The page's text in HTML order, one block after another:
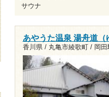
サウナ
あやうた温泉 湯舟道（
香川県 / 丸亀市綾歌町 / 岡